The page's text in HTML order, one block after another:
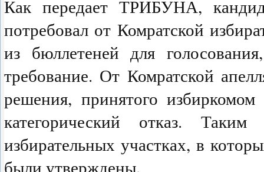
Как передает ТРИБУНА,
потребовал от Комратской
из бюллетеней для
требование. От Комратской
решения, принятого
категорический отказ.
избирательных участках, в
были утверждены.